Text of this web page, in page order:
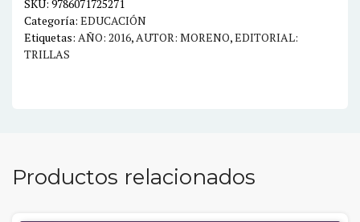
cantidad
SKU: 9786071725271
Categoría: EDUCACIÓN
Etiquetas: AÑO: 2016, AUTOR: MORENO,EDITORIAL:
TRILLAS
Productos relacionados